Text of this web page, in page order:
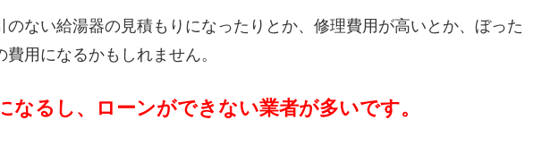
のない給湯器の見積もりになったりとか、修理費用が高いとか、ぼった
用になるかもしれません。
なるし、ローンができない業者が多いです。